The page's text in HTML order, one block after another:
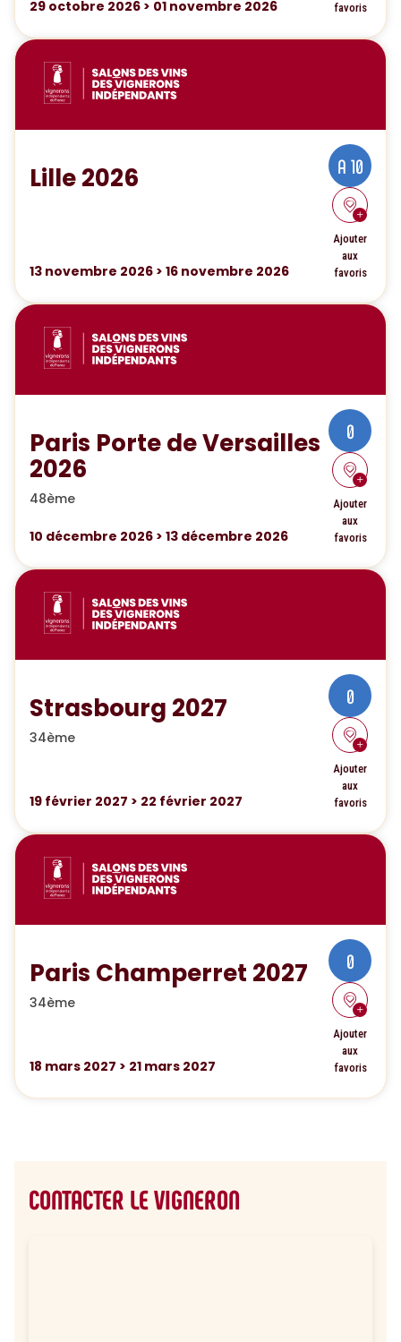
29 octobre 2026 > 01 novembre 2026
favoris
Lille 2026
13 novembre 2026 > 16 novembre 2026
A 10
Ajouter
aux
favoris
Paris Porte de Versailles
2026
48ème
10 décembre 2026 > 13 décembre 2026
0
Ajouter
aux
favoris
Strasbourg 2027
34ème
19 février 2027 > 22 février 2027
0
Ajouter
aux
favoris
Paris Champerret 2027
34ème
18 mars 2027 > 21 mars 2027
0
Ajouter
aux
favoris
CONTACTER LE VIGNERON